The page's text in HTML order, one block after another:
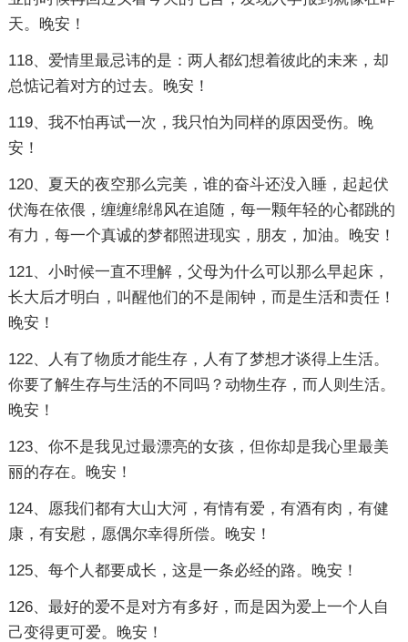
天。晚安！
118、爱情里最忌讳的是：两人都幻想着彼此的未来，却
总惦记着对方的过去。晚安！
119、我不怕再试一次，我只怕为同样的原因受伤。晚
安！
120、夏天的夜空那么完美，谁的奋斗还没入睡，起起伏
伏海在依偎，缠缠绵绵风在追随，每一颗年轻的心都跳的
有力，每一个真诚的梦都照进现实，朋友，加油。晚安！
121、小时候一直不理解，父母为什么可以那么早起床，
长大后才明白，叫醒他们的不是闹钟，而是生活和责任！
晚安！
122、人有了物质才能生存，人有了梦想才谈得上生活。
你要了解生存与生活的不同吗？动物生存，而人则生活。
晚安！
123、你不是我见过最漂亮的女孩，但你却是我心里最美
丽的存在。晚安！
124、愿我们都有大山大河，有情有爱，有酒有肉，有健
康，有安慰，愿偶尔幸得所偿。晚安！
125、每个人都要成长，这是一条必经的路。晚安！
126、最好的爱不是对方有多好，而是因为爱上一个人自
己变得更可爱。晚安！